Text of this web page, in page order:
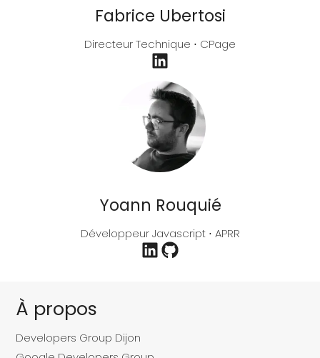
Fabrice Ubertosi
Directeur Technique ⋅ CPage
Yoann Rouquié
Développeur Javascript ⋅ APRR
À propos
Developers Group Dijon